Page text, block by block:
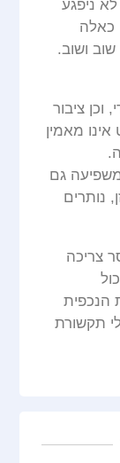
ניפגע
כאלה
ושוב.
ציבור
מאמין
משפיעה גם
נותרים
צריכה
הנכפית
תקשורת